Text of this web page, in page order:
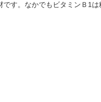
す。なかでもビタミンＢ1